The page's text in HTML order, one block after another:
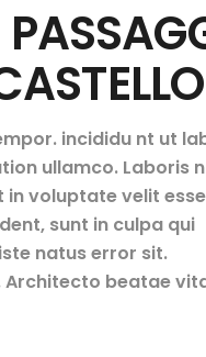
incididu nt ut
ullamco. Laboris
in voluptate velit esse
sunt in culpa qui
natus error sit.
beatae